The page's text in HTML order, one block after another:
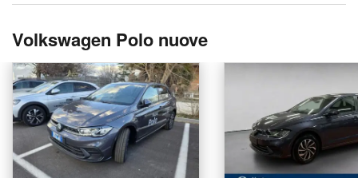
Volkswagen Polo nuove